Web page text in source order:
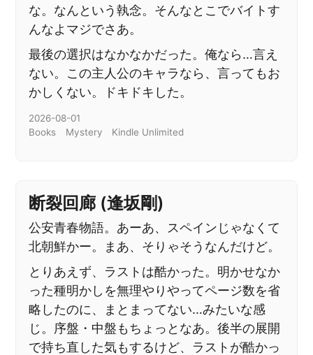
な。なんという執念。そんなとこでバイトす
んなよマジでさあ。
最後の選択はなかなかだった。俺なら…言え
ない。この主人公のキャラなら、言ってもお
かしくない。ドキドキした。
2026-08-01
Books
Mystery Kindle Unlimited
断裂回廊 (逢坂剛)
公安青春物語。あーあ、スペインじゃなくて
北朝鮮かー。まあ、そりゃそうなんだけど。
とりあえず、ラストは酷かった。明かせなか
った種明かしを無理やりやってページ数を省
略したのに、まとまってない…みたいな感
じ。序盤・中盤もちょっとなあ。後半の展開
で持ち直した気もするけど、ラストが酷かっ